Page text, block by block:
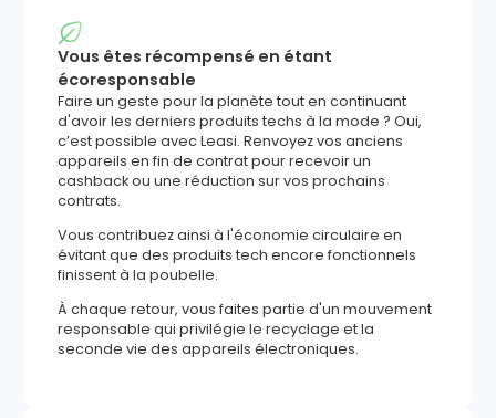
Vous êtes récompensé en étant
écoresponsable
Faire un geste pour la planète tout en continuant
d'avoir les derniers produits techs à la mode ? Oui,
c’est possible avec Leasi. Renvoyez vos anciens
appareils en fin de contrat pour recevoir un
cashback ou une réduction sur vos prochains
contrats.
Vous contribuez ainsi à l'économie circulaire en
évitant que des produits tech encore fonctionnels
finissent à la poubelle.
À chaque retour, vous faites partie d'un mouvement
responsable qui privilégie le recyclage et la
seconde vie des appareils électroniques.